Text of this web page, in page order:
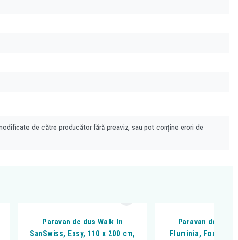
de către producător fără preaviz, sau pot conține erori de
Paravan de dus Walk In
SanSwiss, Easy, 110 x 200 cm,
Paravan de dus
Fluminia, Foxy